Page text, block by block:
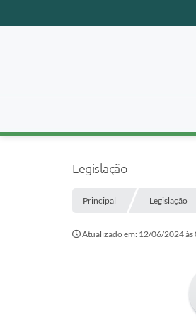
Legislação
Principal Legislação
Atualizado em: 12/06/2024 às